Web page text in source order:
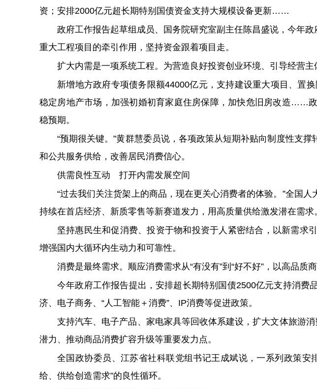
资；安排2000亿元超长期特别国债资金支持大规模设备更新……
政府工作报告起草组成员、国务院研究室副主任陈昌盛说，今年
重大工程项目的牵引作用，坚持资金跟着项目走。
扩大内需是一项系统工程。为营造良好投资创业环境、引导经营主
新增地方政府专项债务限额44000亿元，支持建设重大项目、置
稳定房地产市场，加强初婚初育家庭住房保障，加快危旧房改造……
稳预期。
“预期很关键。”黄群慧委员说，各项政策从短期补贴向制度性支
和公共服务供给，改善居民消费信心。
供需良性互动 打开内需发展空间
“过去我们关注货架上的商品，现在更关心消费者的体验。”全国
持续在首店经济、新质零售等新赛道发力，用高质量供给激发潜在需求
坚持惠民生和促消费、投资于物和投资于人紧密结合，以新需求
增强国内大循环内生动力和可靠性。
消费是最终需求。顺应消费需求从“有没有”到“好不好”，以高品质
今年政府工作报告提出，安排超长期特别国债2500亿元支持消
济、电子商务、“人工智能＋消费”、IP消费等促进政策。
支持汽车、电子产品、家电家具等回收体系建设，扩大文体旅游
潜力、推动商品消费扩容升级等重要发力点。
全国政协委员、江苏省社科联党组书记王成斌说，一系列政策
给、供给创造需求”的良性循环。